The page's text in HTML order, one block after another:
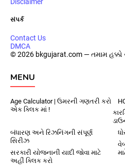
સંપર્ક
Contact Us
DMCA
© 2026 bkgujarat.com — તમામ હક્કો
MENU
Age Calculator | ઉમરની ગણતરી કરો
એક ક્લિક માં !
બંધારણ અને રિઝનિંગની સંપૂર્ણ
સિરીઝ
સરકારી યોજનાની યાદી જોવા માટે
અહીં ક્લિક કરો